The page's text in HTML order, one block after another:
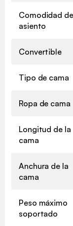
Comodidad
asiento
Convertible
Tipo de cama
Ropa de cama
Longitud de la
cama
Anchura de la
cama
Peso máximo
soportado